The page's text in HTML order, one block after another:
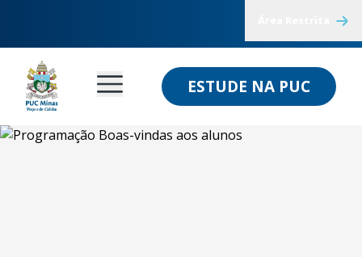
ESTUDE NA PUC